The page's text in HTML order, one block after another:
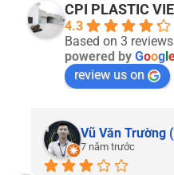
CPI PLASTIC
4.3
Based on 3 reviews
powered by Goog
review us on
Vũ Văn Trường
7 năm trước